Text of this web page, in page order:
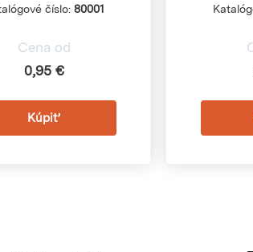
číslo: 80001
Cena od
0,95 €